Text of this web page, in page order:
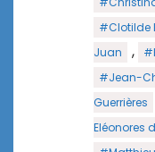
#Clotilde
Juan
,
#Jean-
Guerrières
Eléonores